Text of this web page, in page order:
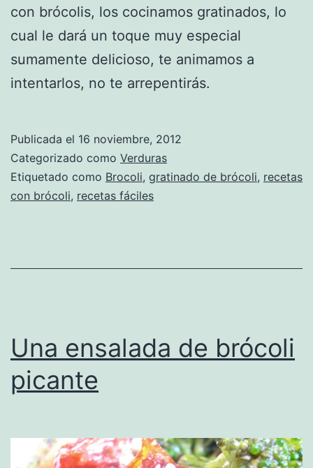
con brócolis, los cocinamos gratinados, lo
cual le dará un toque muy especial
sumamente delicioso, te animamos a
intentarlos, no te arrepentirás.
Publicada el 16 noviembre, 2012
Categorizado como Verduras
Etiquetado como Brocoli, gratinado de brócoli, recetas
con brócoli, recetas fáciles
Una ensalada de brócoli
picante